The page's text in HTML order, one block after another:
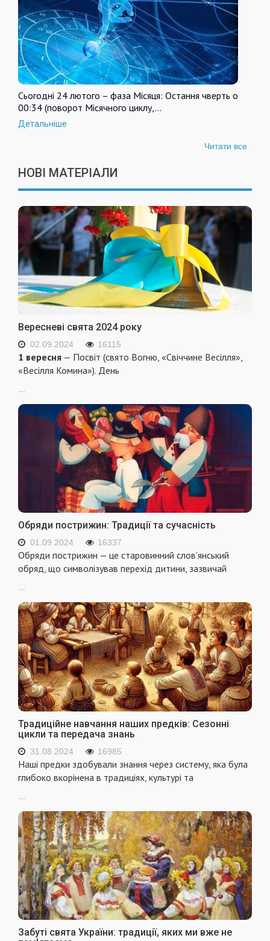
Сьогодні 24 лютого – фаза Місяця: Остання чверть о
00:34 (поворот Місячного циклу,…
Детальніше
Читати все
НОВІ МАТЕРІАЛИ
Вересневі свята 2024 року
02.09.2024 16115
1 вересня — Посвіт (свято Вогню, «Свіччине Весілля»,
«Весілля Комина»). День
Обряди пострижин: Традиції та сучасність
01.09.2024 16337
Обряди пострижин — це старовинний слов'янський
обряд, що символізував перехід дитини, зазвичай
...
Традиційне навчання наших предків: Сезонні
цикли та передача знань
31.08.2024 16985
Наші предки здобували знання через систему, яка була
глибоко вкорінена в традиціях, культурі та
Забуті свята України: традиції, яких ми вже не